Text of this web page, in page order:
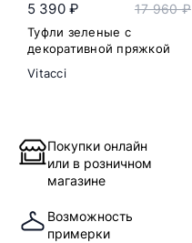
5 390 ₽ 17 960 ₽
Туфли зеленые с
декоративной пряжкой
Vitacci
Покупки онлайн
или в розничном
магазине
Возможность
примерки